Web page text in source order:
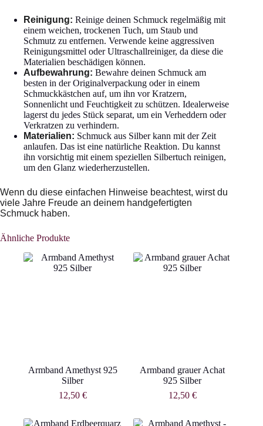
Reinigung: Reinige deinen Schmuck regelmäßig mit
einem weichen, trockenen Tuch, um Staub und
Schmutz zu entfernen. Verwende keine aggressiven
Reinigungsmittel oder Ultraschallreiniger, da diese die
Materialien beschädigen können.
Aufbewahrung: Bewahre deinen Schmuck am
besten in der Originalverpackung oder in einem
Schmuckkästchen auf, um ihn vor Kratzern,
Sonnenlicht und Feuchtigkeit zu schützen. Idealerweise
lagerst du jedes Stück separat, um ein Verheddern oder
Verkratzen zu verhindern.
Materialien: Schmuck aus Silber kann mit der Zeit
anlaufen. Das ist eine natürliche Reaktion. Du kannst
ihn vorsichtig mit einem speziellen Silbertuch reinigen,
um den Glanz wiederherzustellen.
Wenn du diese einfachen Hinweise beachtest, wirst du
viele Jahre Freude an deinem handgefertigten
Schmuck haben.
Ähnliche Produkte
Armband Amethyst 925
Silber
12,50 €
Armband grauer Achat
925 Silber
12,50 €